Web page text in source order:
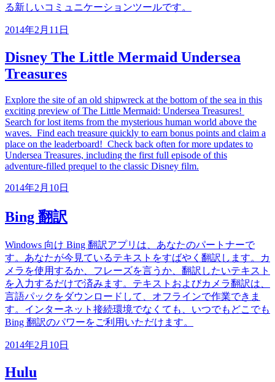
る新しいコミュニケーションツールです。
2014年2月11日
Disney The Little Mermaid Undersea
Treasures
Explore the site of an old shipwreck at the bottom of the sea in this
exciting preview of The Little Mermaid: Undersea Treasures!
Search for lost items from the mysterious human world above the
waves. Find each treasure quickly to earn bonus points and claim a
place on the leaderboard! Check back often for more updates to
Undersea Treasures, including the first full episode of this
adventure-filled prequel to the classic Disney film.
2014年2月10日
Bing 翻訳
Windows 向け Bing 翻訳アプリは、あなたのパートナーで
す。あなたが今見ているテキストをすばやく翻訳します。カ
メラを使用するか、フレーズを言うか、翻訳したいテキスト
を入力するだけで済みます。テキストおよびカメラ翻訳は、
言語パックをダウンロードして、オフラインで作業できま
す。インターネット接続環境でなくても、いつでもどこでも
Bing 翻訳のパワーをご利用いただけます。
2014年2月10日
Hulu